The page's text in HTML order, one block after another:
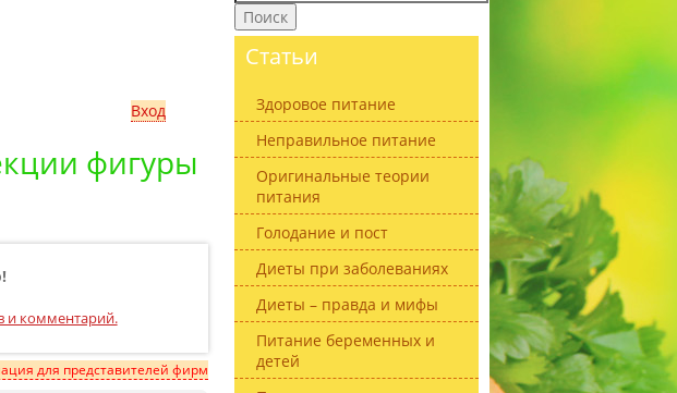
Статьи
Здоровое питание
Неправильное питание
Оригинальные теории
питания
Голодание и пост
Диеты при заболеваниях
Диеты – правда и мифы
Питание беременных и
детей
Вход
фигуры
и комментарий.
для представителей фирм